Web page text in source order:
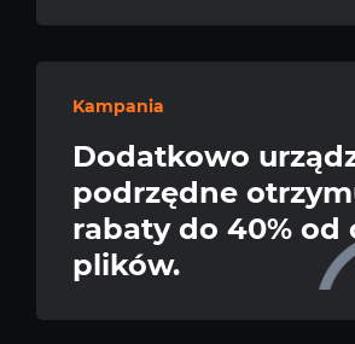
Kampania
Dodatkowo
podrzędne
rabaty do 40% od
plików.